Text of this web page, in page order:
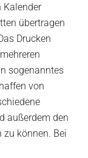
Kalender
übertragen
Drucken
sogenanntes
von
außerdem den
zu können. Bei